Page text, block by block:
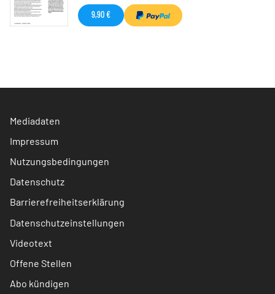
9,90 €
Mediadaten
Impressum
Nutzungsbedingungen
Datenschutz
Barrierefreiheitserklärung
Datenschutzeinstellungen
Videotext
Offene Stellen
Abo kündigen